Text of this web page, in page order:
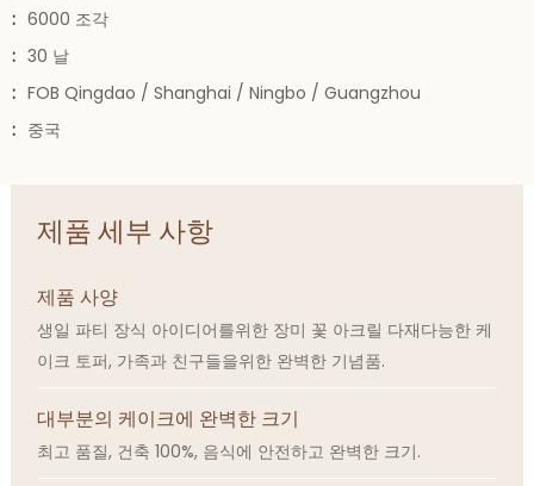
: 6000 조각
: 30 날
: FOB Qingdao / Shanghai / Ningbo / Guangzhou
: 중국
제품 세부 사항
제품 사양
생일 파티 장식 아이디어를위한 장미 꽃 아크릴 다재다능한 케
이크 토퍼, 가족과 친구들을위한 완벽한 기념품.
대부분의 케이크에 완벽한 크기
최고 품질, 건축 100%, 음식에 안전하고 완벽한 크기.